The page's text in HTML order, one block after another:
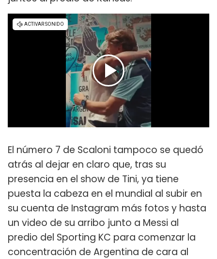
El número 7 de Scaloni tampoco se quedó
atrás al dejar en claro que, tras su
presencia en el show de Tini, ya tiene
puesta la cabeza en el mundial al subir en
su cuenta de Instagram más fotos y hasta
un video de su arribo junto a Messi al
predio del Sporting KC para comenzar la
concentración de Argentina de cara al